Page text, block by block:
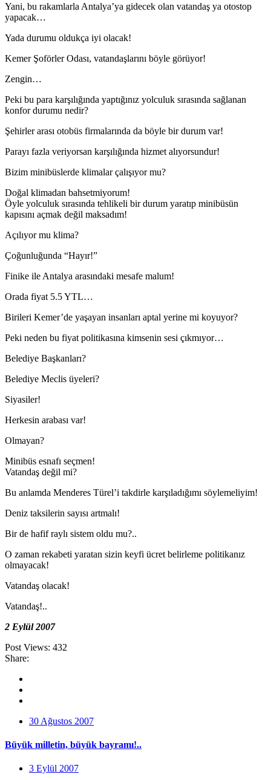
Yani, bu rakamlarla Antalya’ya gidecek olan vatandaş ya otostop
yapacak…
Yada durumu oldukça iyi olacak!
Kemer Şoförler Odası, vatandaşlarını böyle görüyor!
Zengin…
Peki bu para karşılığında yaptığınız yolculuk sırasında sağlanan
konfor durumu nedir?
Şehirler arası otobüs firmalarında da böyle bir durum var!
Parayı fazla veriyorsan karşılığında hizmet alıyorsundur!
Bizim minibüslerde klimalar çalışıyor mu?
Doğal klimadan bahsetmiyorum!
Öyle yolculuk sırasında tehlikeli bir durum yaratıp minibüsün
kapısını açmak değil maksadım!
Açılıyor mu klima?
Çoğunluğunda “Hayır!”
Finike ile Antalya arasındaki mesafe malum!
Orada fiyat 5.5 YTL…
Birileri Kemer’de yaşayan insanları aptal yerine mi koyuyor?
Peki neden bu fiyat politikasına kimsenin sesi çıkmıyor…
Belediye Başkanları?
Belediye Meclis üyeleri?
Siyasiler!
Herkesin arabası var!
Olmayan?
Minibüs esnafı seçmen!
Vatandaş değil mi?
Bu anlamda Menderes Türel’i takdirle karşıladığımı söylemeliyim!
Deniz taksilerin sayısı artmalı!
Bir de hafif raylı sistem oldu mu?..
O zaman rekabeti yaratan sizin keyfi ücret belirleme politikanız
olmayacak!
Vatandaş olacak!
Vatandaş!..
2 Eylül 2007
Post Views: 432
Share:
30 Ağustos 2007
Büyük milletin, büyük bayramı!..
3 Eylül 2007